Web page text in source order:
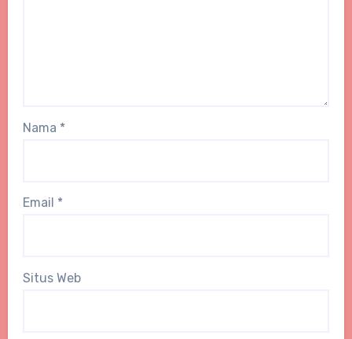
Nama *
Email *
Situs Web